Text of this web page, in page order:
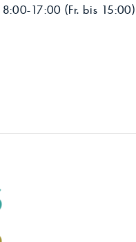
8:00-17:00 (Fr. bis 15:00)